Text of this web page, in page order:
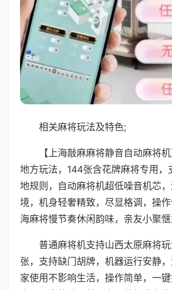
相关麻将玩法及特色;
【上海敲麻麻将静音自动麻将
地方玩法，144张含花牌麻将专用，
地规则，自动麻将机超低噪音机芯
境，机身轻奢精致，尽显格调，操
海麻将慢节奏休闲韵味，亲友小聚惬
普通麻将机支持山西太原麻将
张，支持缺门胡牌，机器运行安静
家使用不影响生活，操作简单，一